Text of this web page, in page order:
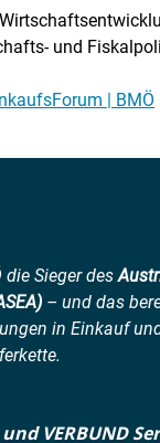
und
| BMÖ
die Sieger des
– und das
in Einkauf
VERBUND